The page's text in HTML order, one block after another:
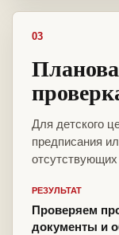
03
Для детского
предписания
отсутствующих
РЕЗУЛЬТАТ
Проверяем
документы и